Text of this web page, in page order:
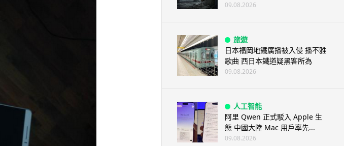
09.08.2026
旅遊
日本福岡地鐵廣播被入侵 播不雅
歌曲 西日本鐵道疑黑客所為
09.08.2026
人工智能
阿里 Qwen 正式駁入 Apple 生
態 中國大陸 Mac 用戶率先...
09.08.2026